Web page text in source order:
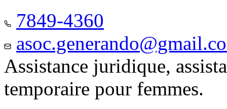
7849-4360
Assistance juridique,
temporaire pour femmes.